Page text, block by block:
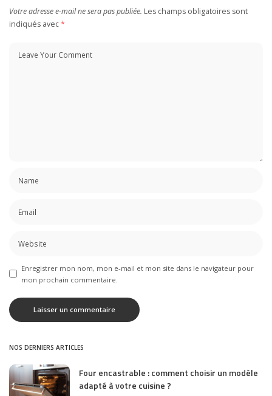
Votre adresse e-mail ne sera pas publiée. Les champs obligatoires sont
indiqués avec*
Enregistrer mon nom, mon e-mail et mon site dans le navigateur pour
mon prochain commentaire.
NOS DERNIERS ARTICLES
Four encastrable : comment choisir un modèle
adapté à votre cuisine ?